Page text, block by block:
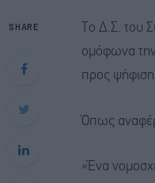
SHARE
Το Δ.Σ. του
ομόφωνα
προς ψήφιση
Όπως
«Ένα